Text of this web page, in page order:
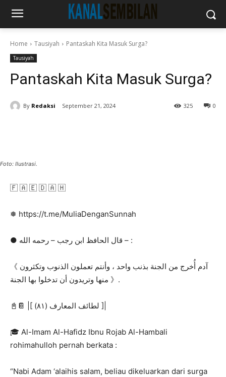
Home Tausiyah Pantaskah Kita Masuk Surga?
Tausiyah
Pantaskah Kita Masuk Surga?
By Redaksi September 21, 2024 0
325
Foto: Ilustrasi.
🇫 🇦 🇪 🇩 🇦 🇭
❅ https://t.me/MuliaDenganSunnah
● قال الحافظ ابن رجب – رحمه الله – :
《 ‏آدم أُخرج من الجنة بذنب واحد ، وأنتم تعملون الذنوب وتكثرون
منها وتريدون أن تدخلوا بها الجنة 》.
📓📔 |[ لطائف المعارف (٨١) ]|
🎓 Al-Imam Al-Hafidz Ibnu Rojab Al-Hambali
rohimahulloh pernah berkata :
“Nabi Adam ‘alaihis salam, beliau dikeluarkan dari surga